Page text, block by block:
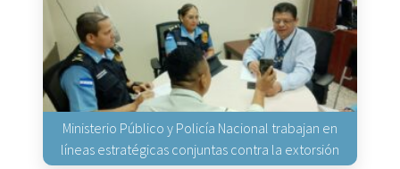
Ministerio Público y Policía Nacional trabajan en
líneas estratégicas conjuntas contra la extorsión